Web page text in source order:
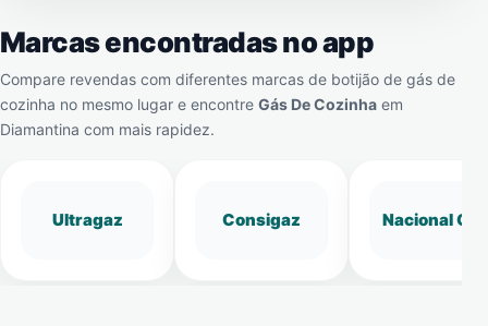
Marcas encontradas no app
Compare revendas com diferentes marcas de botijão de gás de
cozinha no mesmo lugar e encontre Gás De Cozinha em
Diamantina com mais rapidez.
Ultragaz Consigaz Nacional Gás